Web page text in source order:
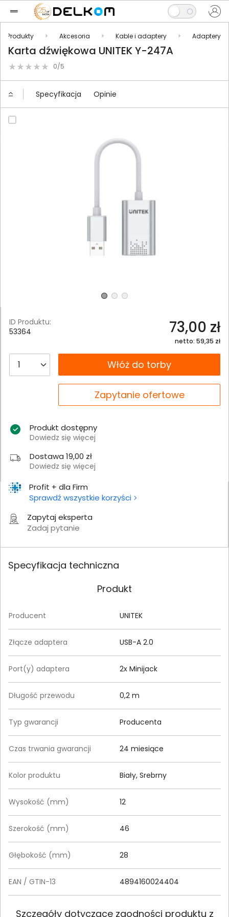
Produkty Akcesoria Kable i adaptery Adaptery
Karta dźwiękowa UNITEK Y-247A
0/5
Specyfikacja Opinie
Profit + dla Firm
Sprawdź wszystkie korzyści
Zapytaj eksperta
Zadaj pytanie
ID Produktu:
53364
73,00 zł
netto: 59,35 zł
__B2C.PRODUCT.QUANTITYWłóż do torby
Zapytanie ofertowe
Produkt dostępny
Dowiedz się więcej
Dostawa 19,00 zł
Dowiedz się więcej
Specyfikacja techniczna
Produkt
Producent UNITEK
Złącze adaptera USB-A 2.0
Port(y) adaptera 2x Minijack
Długość przewodu 0,2 m
Typ gwarancji Producenta
Czas trwania gwarancji 24 miesiące
Kolor produktu Biały, Srebrny
Wysokość (mm) 12
Szerokość (mm) 46
Głębokość (mm) 28
EAN / GTIN-13 4894160024404
Szczegóły dotyczące zgodności produktu z